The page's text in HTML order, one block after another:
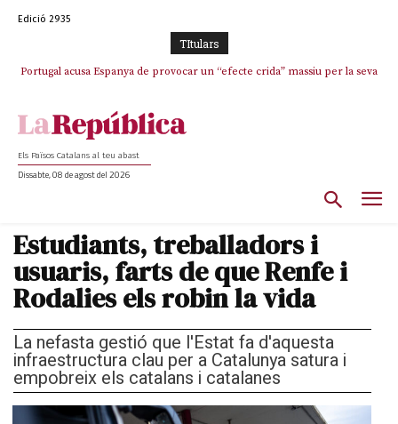
Edició 2935
TItulars
Portugal acusa Espanya de provocar un “efecte crida” massiu per la seva
El col·lapse de l’operació de Marc Puigtió a Girona: desbandada de
Els Països Catalans al teu abast
Dissabte, 08 de agost del 2026
Estudiants, treballadors i
usuaris, farts de que Renfe i
Rodalies els robin la vida
La nefasta gestió que l'Estat fa d'aquesta
infraestructura clau per a Catalunya satura i
empobreix els catalans i catalanes